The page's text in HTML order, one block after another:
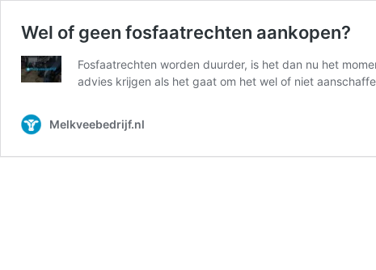
Wel of geen fosfaatrechten aankopen?
Fosfaatrechten worden duurder, is het dan nu het
advies krijgen als het gaat om het wel of niet
Melkveebedrijf.nl